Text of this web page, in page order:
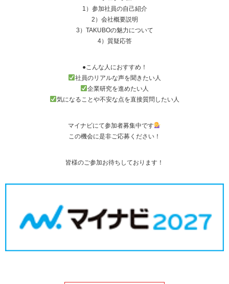
1）参加社員の自己紹介
2）会社概要説明
3）TAKUBOの魅力について
4）質疑応答
●こんな人におすすめ！
社員のリアルな声を聞きたい人
企業研究を進めたい人
気になることや不安な点を直接質問したい人
マイナビにて参加者募集中です
この機会に是非ご応募ください！
皆様のご参加お待ちしております！